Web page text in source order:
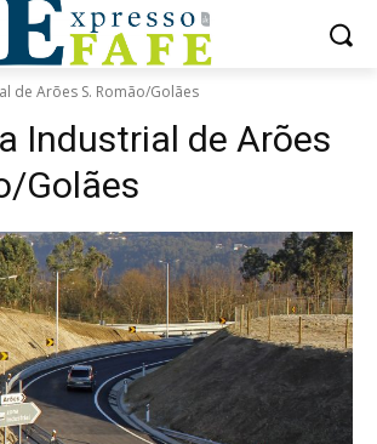
de Arões S. Romão/Golães
Industrial de Arões
Golães